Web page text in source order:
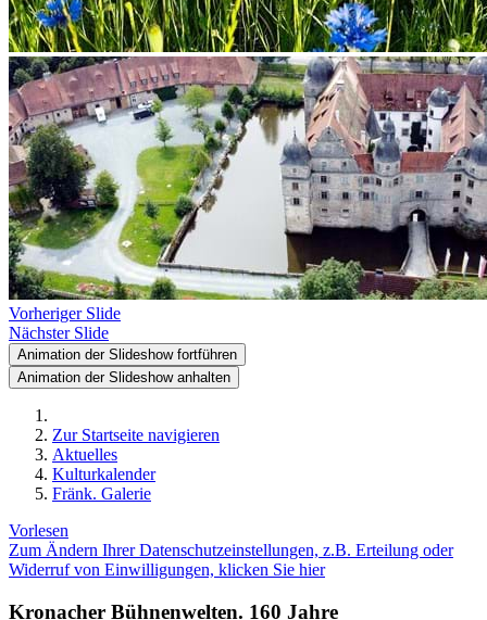
Vorheriger Slide
Nächster Slide
Animation der Slideshow fortführen
Animation der Slideshow anhalten
Zur Startseite navigieren
Aktuelles
Kulturkalender
Fränk. Galerie
Vorlesen
Zum Ändern Ihrer Datenschutzeinstellungen, z.B. Erteilung oder
Widerruf von Einwilligungen, klicken Sie hier
Kronacher Bühnenwelten. 160 Jahre